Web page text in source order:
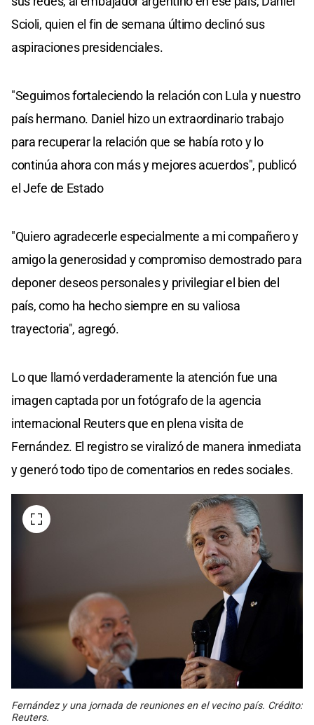
Scioli, quien el fin de semana último declinó sus
aspiraciones presidenciales.
"Seguimos fortaleciendo la relación con Lula y nuestro
país hermano. Daniel hizo un extraordinario trabajo
para recuperar la relación que se había roto y lo
continúa ahora con más y mejores acuerdos", publicó
el Jefe de Estado
"Quiero agradecerle especialmente a mi compañero y
amigo la generosidad y compromiso demostrado para
deponer deseos personales y privilegiar el bien del
país, como ha hecho siempre en su valiosa
trayectoria", agregó.
Lo que llamó verdaderamente la atención fue una
imagen captada por un fotógrafo de la agencia
internacional Reuters que en plena visita de
Fernández. El registro se viralizó de manera inmediata
y generó todo tipo de comentarios en redes sociales.
Fernández y una jornada de reuniones en el vecino país. Crédito:
Reuters.